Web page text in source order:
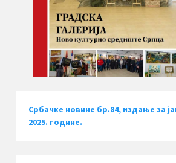
Србачке новине бр.84, издање за
2025. године.